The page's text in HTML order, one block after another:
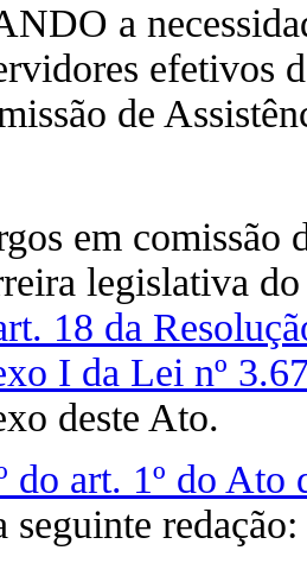
a
efetivos
de
em
legislativa
18 da
I da Lei nº
deste Ato.
do art. 1º do Ato
redação: